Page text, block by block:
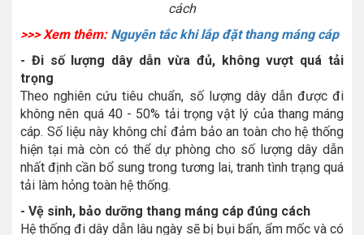
cách
>>> Xem thêm: Nguyên tắc khi lắp đặt thang máng cáp
- Đi số lượng dây dẫn vừa đủ, không vượt quá tải
trọng
Theo nghiên cứu tiêu chuẩn, số lượng dây dẫn được đi
không nên quá 40 - 50% tải trọng vật lý của thang máng
cáp. Số liệu này không chỉ đảm bảo an toàn cho hệ thống
hiện tại mà còn có thể dự phòng cho số lượng dây dẫn
nhất định cần bổ sung trong tương lai, tranh tình trạng quá
tải làm hỏng toàn hệ thống.
- Vệ sinh, bảo dưỡng thang máng cáp đúng cách
Hệ thống đi dây dẫn lâu ngày sẽ bị bụi bẩn, ẩm mốc và có